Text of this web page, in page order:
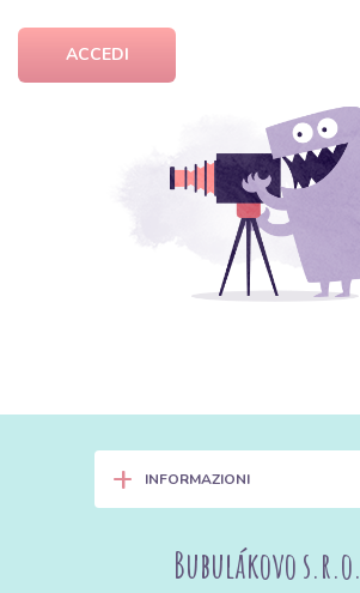
ACCEDI
+ INFORMAZIONI
Bubulákovo s.r.o.